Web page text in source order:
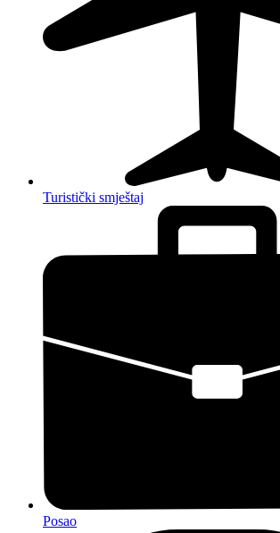
Turistički smještaj
Posao